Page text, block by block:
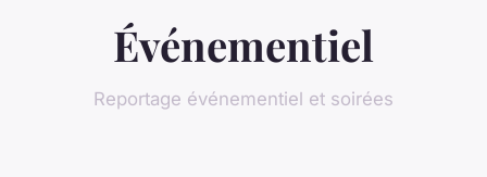
Événementiel
Reportage événementiel et soirées